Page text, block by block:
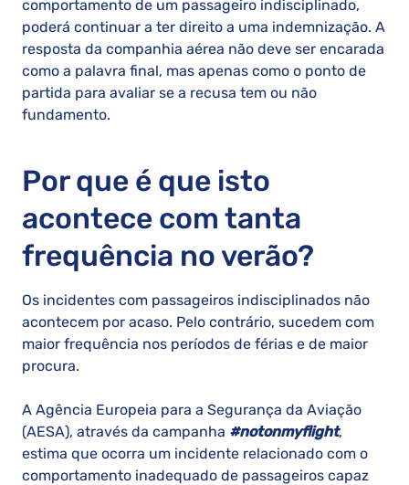
comportamento de um passageiro indisciplinado,
poderá continuar a ter direito a uma indemnização. A
resposta da companhia aérea não deve ser encarada
como a palavra final, mas apenas como o ponto de
partida para avaliar se a recusa tem ou não
fundamento.
Por que é que isto
acontece com tanta
frequência no verão?
Os incidentes com passageiros indisciplinados não
acontecem por acaso. Pelo contrário, sucedem com
maior frequência nos períodos de férias e de maior
procura.
A Agência Europeia para a Segurança da Aviação
(AESA), através da campanha #notonmyflight,
estima que ocorra um incidente relacionado com o
comportamento inadequado de passageiros capaz